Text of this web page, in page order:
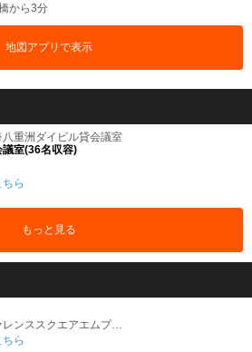
から3分
地図アプリで表示
重洲ダイビル貸会議室
議室(36名収容)
ら
もっと見る
コンファレンススクエアエムプラス
ら